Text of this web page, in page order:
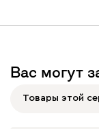
Бежевый
Вас могут
Товары этой